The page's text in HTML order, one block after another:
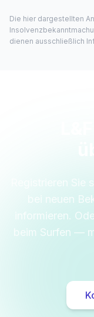
Die hier dargestellten
dienen ausschließlich
Registrieren Sie
bei neuen
informieren.
beim Surfen —